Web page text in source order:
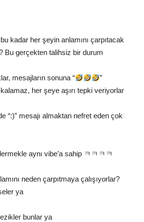
kadar her şeyin anlamını çarpıtacak
Bu gerçekten talihsiz bir durum
mesajların sonuna “
”
her şeye aşırı tepki veriyorlar
“:)” mesajı almaktan nefret eden çok
aynı vibe’a sahip ㅋㅋㅋㅋ
neden çarpıtmaya çalışıyorlar?
ya
bunlar ya